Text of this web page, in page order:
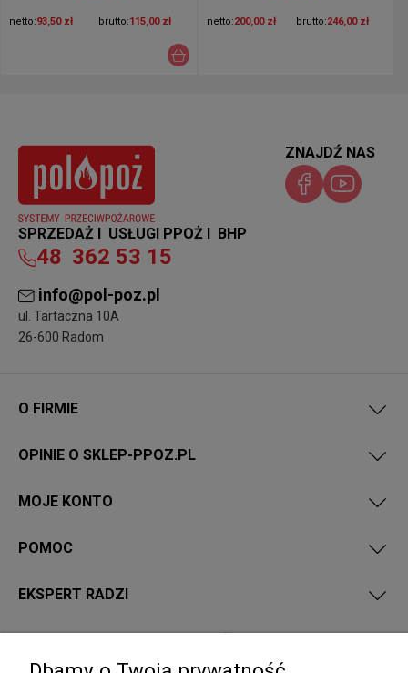
netto:93,50 zł brutto:115,00 zł netto:200,00 zł brutto:246,00 zł
SPRZEDAŻ I USŁUGI PPOŻ I BHP
48 362 53 15
info@pol-poz.pl
ul. Tartaczna 10A
26-600 Radom
ZNAJDŹ NAS
O FIRMIE
OPINIE O SKLEP-PPOZ.PL
MOJE KONTO
POMOC
EKSPERT RADZI